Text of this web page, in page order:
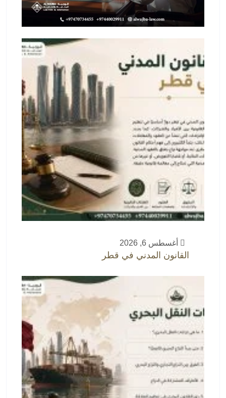
أغسطس 6, 2026
القانون المدني في قطر